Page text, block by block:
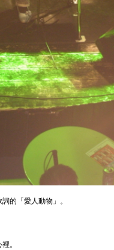
的「愛人動物」。
。